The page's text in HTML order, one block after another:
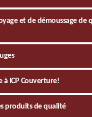
et de démoussage
ICP Couverture!
produits de qualité